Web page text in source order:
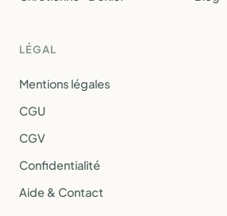
LÉGAL
Mentions légales
CGU
CGV
Confidentialité
Aide & Contact